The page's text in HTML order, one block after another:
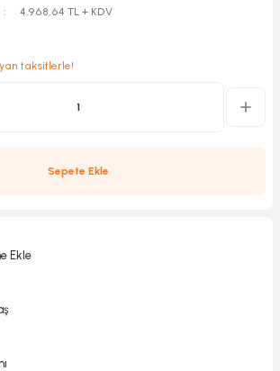
4.968,64 TL + KDV
taksitlerle!
Sepete Ekle